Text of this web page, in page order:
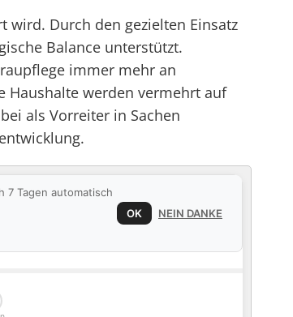
Durch den gezielten Einsatz
Balance unterstützt.
immer mehr an
Haushalte werden vermehrt auf
als Vorreiter in Sachen
7 Tagen automatisch
OK NEIN DANKE